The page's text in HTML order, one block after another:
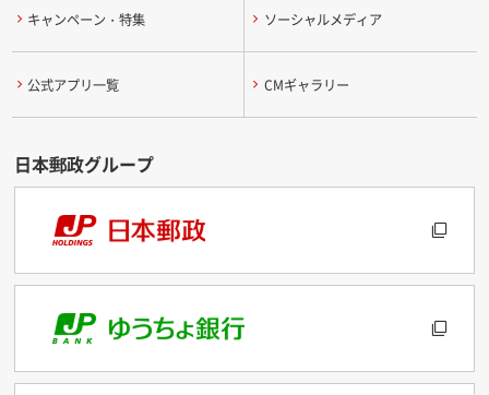
キャンペーン・特集 ソーシャルメディア
公式アプリ一覧 CMギャラリー